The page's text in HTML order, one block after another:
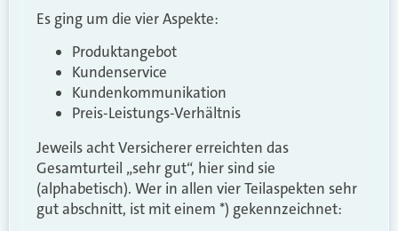
Es ging um die vier Aspekte:
Produktangebot
Kundenservice
Kundenkommunikation
Preis-Leistungs-Verhältnis
Jeweils acht Versicherer erreichten das
Gesamturteil „sehr gut“, hier sind sie
(alphabetisch). Wer in allen vier Teilaspekten sehr
gut abschnitt, ist mit einem *) gekennzeichnet: